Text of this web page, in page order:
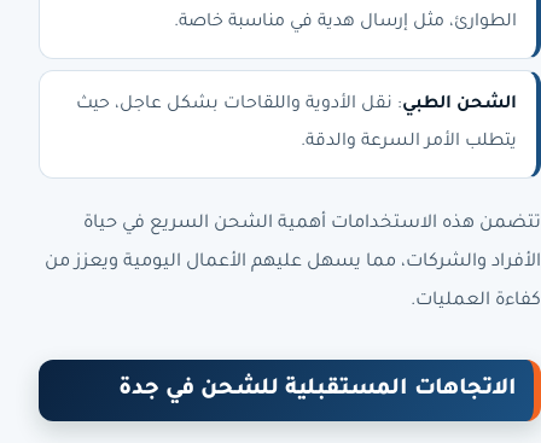
الطوارئ، مثل إرسال هدية في مناسبة خاصة.
الشحن الطبي: نقل الأدوية واللقاحات بشكل عاجل، حيث
يتطلب الأمر السرعة والدقة.
تتضمن هذه الاستخدامات أهمية الشحن السريع في حياة
الأفراد والشركات، مما يسهل عليهم الأعمال اليومية ويعزز من
كفاءة العمليات.
الاتجاهات المستقبلية للشحن في جدة